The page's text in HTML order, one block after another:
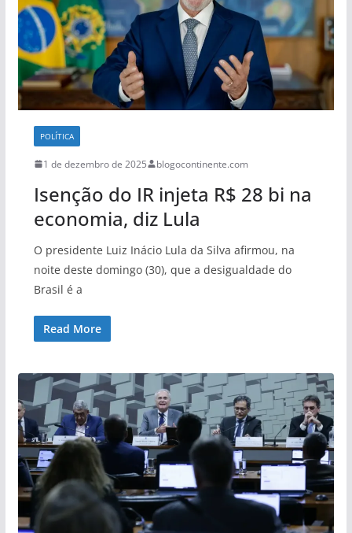
POLÍTICA
1 de dezembro de 2025 blogocontinente.com
Isenção do IR injeta R$ 28 bi na
economia, diz Lula
O presidente Luiz Inácio Lula da Silva afirmou, na
noite deste domingo (30), que a desigualdade do
Brasil é a
Read More